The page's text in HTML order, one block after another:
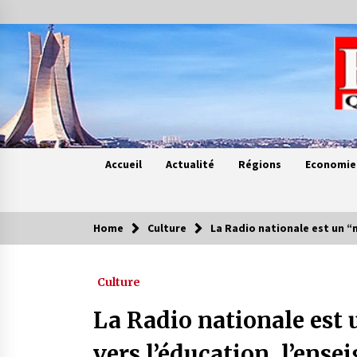
to
content
Accueil Actualité Régions Economie
Contes de chez nous
4 ans ago
Home Culture La Radio nationale est un
Culture
La Radio nationale est